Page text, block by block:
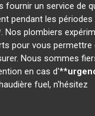
un service de
pendant les
Nos plombiers
pour vous
Nous sommes
en cas d'**
fuel, n'hésitez